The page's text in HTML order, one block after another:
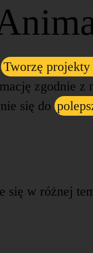
Tworzę
zgodnie
się do
się w różnej